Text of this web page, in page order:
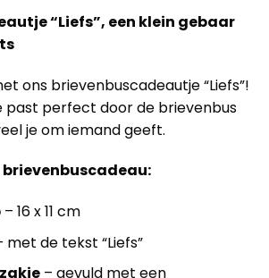
“Liefs”, een klein gebaar
ons brievenbuscadeautje “Liefs”!
past perfect door de brievenbus
je om iemand geeft.
– 16 x 11 cm
met de tekst “Liefs”
– gevuld met een